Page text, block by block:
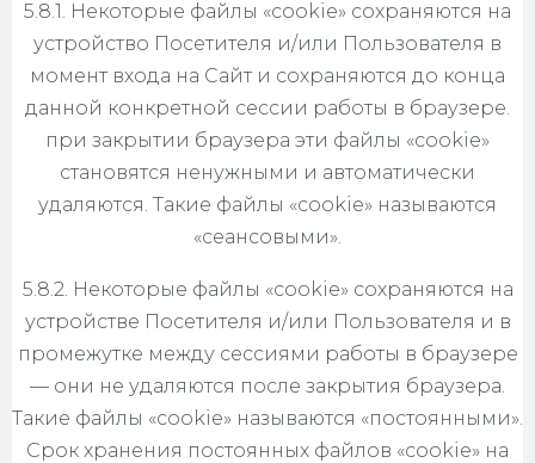
5.8.1. Некоторые файлы «cookie» сохраняются на
устройство Посетителя и/или Пользователя в
момент входа на Сайт и сохраняются до конца
данной конкретной сессии работы в браузере.
при закрытии браузера эти файлы «cookie»
становятся ненужными и автоматически
удаляются. Такие файлы «cookie» называются
«сеансовыми».
5.8.2. Некоторые файлы «cookie» сохраняются на
устройстве Посетителя и/или Пользователя и в
промежутке между сессиями работы в браузере
— они не удаляются после закрытия браузера.
Такие файлы «cookie» называются «постоянными».
Срок хранения постоянных файлов «cookie» на